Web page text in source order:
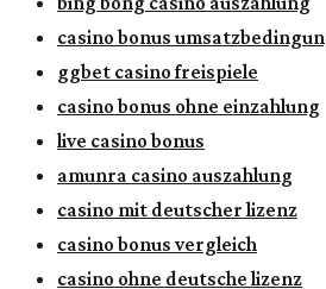
casino bonus
ggbet casino freispiele
casino bonus ohne einzahlung
live casino bonus
amunra casino auszahlung
casino mit deutscher lizenz
casino bonus vergleich
casino ohne deutsche lizenz